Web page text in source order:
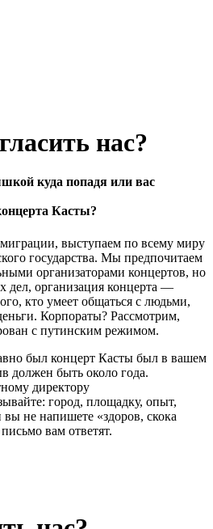
нас?
куда попадя или вас
Касты?
выступаем по всему миру
государства. Мы предпочитаем
организаторами концертов, но
дел, организация концерта —
кто умеет общаться с людьми,
Корпораты? Рассмотрим,
с путинским режимом.
был концерт Касты был в вашем
должен быть около года.
директору
город, площадку, опыт,
не напишете «здоров, скока
вам ответят.